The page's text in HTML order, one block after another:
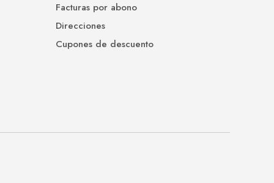
Facturas por abono
Direcciones
Cupones de descuento